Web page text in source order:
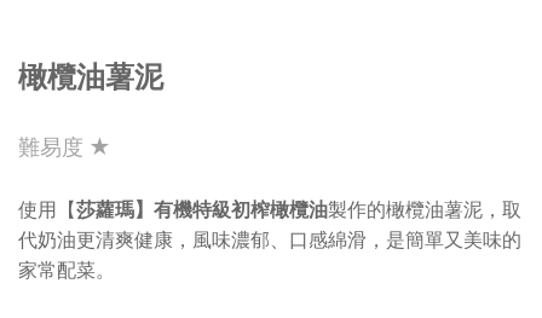
橄欖油薯泥
難易度 ★
使用【莎蘿瑪】有機特級初榨橄欖油製作的橄欖油薯泥，取
代奶油更清爽健康，風味濃郁、口感綿滑，是簡單又美味的
家常配菜。